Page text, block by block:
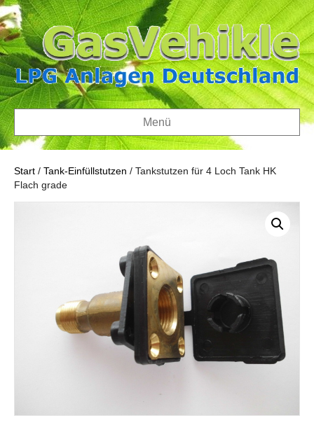
Menü
Start / Tank-Einfüllstutzen / Tankstutzen für 4 Loch Tank HK
Flach grade